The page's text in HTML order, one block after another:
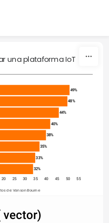
una plataforma IoT
20 25 30 35 40 45 50 55
49%
48%
44%
40%
38%
35%
33%
32%
de: Vanson Bourne